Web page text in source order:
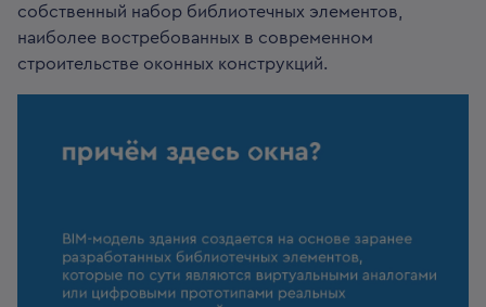
собственный набор библиотечных элементов,
наиболее востребованных в современном
строительстве оконных конструкций.